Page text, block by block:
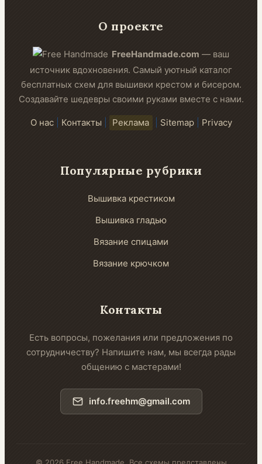
О проекте
FreeHandmade.com — ваш
источник вдохновения. Самый уютный каталог
бесплатных схем для вышивки крестом и бисером.
Создавайте шедевры своими руками вместе с нами.
О нас Контакты Реклама Sitemap Privacy
Популярные рубрики
Вышивка крестиком
Вышивка гладью
Вязание спицами
Вязание крючком
Контакты
Есть вопросы, пожелания или предложения по
сотрудничеству? Напишите нам, мы всегда рады
общению с мастерами!
info.freehm@gmail.com
© 2026 Free Handmade. Все схемы представлены